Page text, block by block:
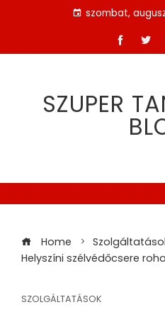
szombat,
SZUPER
Home
Helyszíni szélvédőcsere
SZOLGÁLTATÁSOK